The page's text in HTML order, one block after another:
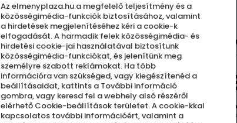
-27%
Az elmenyplaza.hu a megfelelő teljesítmény és a
közösségimédia-funkciók biztosításához, valamint
a hirdetések megjelenítéséhez kéri a cookie-k
elfogadását. A harmadik felek közösségimédia- és
hirdetési cookie-jai használatával biztosítunk
közösségimédia-funkciókat, és jelenítünk meg
személyre szabott reklámokat. Ha több
információra van szükséged, vagy kiegészítenéd a
beállításaidat, kattints a További információ
gombra, vagy keresd fel a webhely alsó részéről
elérhető Cookie-beállítások területet. A cookie-kkal
kapcsolatos további információért, valamint a